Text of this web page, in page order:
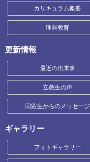
カリキュラム概要
理科教育
更新情報
最近の出来事
立教生の声
同窓生からのメッセージ
ギャラリー
フォトギャラリー